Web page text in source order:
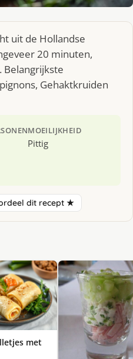
uit de Hollandse
20 minuten,
Belangrijkste
Gehaktkruiden
MOEILIJKHEID
Pittig
dit recept ★
met